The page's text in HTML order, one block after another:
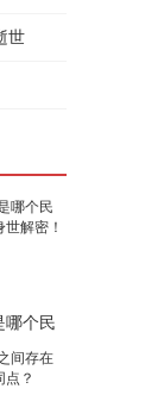
世
哪个民
身世